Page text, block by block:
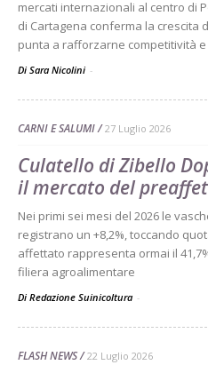
mercati internazionali al centro di
di Cartagena conferma la crescita
punta a rafforzarne competitività
Di Sara Nicolini -
CARNI E SALUMI 27 Luglio 2026
Culatello di Zibello
il mercato del
Nei primi sei mesi del 2026 le
registrano un +8,2%, toccando
affettato rappresenta ormai il
filiera agroalimentare
Di Redazione Suinicoltura -
FLASH NEWS 22 Luglio 2026